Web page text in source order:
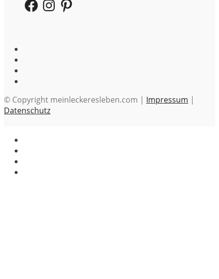
© Copyright meinleckeresleben.com | Impressum |
Datenschutz